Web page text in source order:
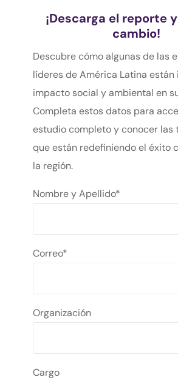
¡Descarga el reporte
cambio!
Descubre cómo algunas de las
líderes de América Latina están
impacto social y ambiental en
Completa estos datos para
estudio completo y conocer las
que están redefiniendo el éxito
la región.
Nombre y Apellido*
Correo*
Organización
Cargo